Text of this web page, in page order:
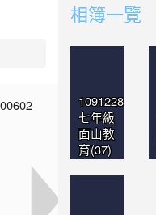
相簿一覽
1091228
七年級
面山教
育(37)